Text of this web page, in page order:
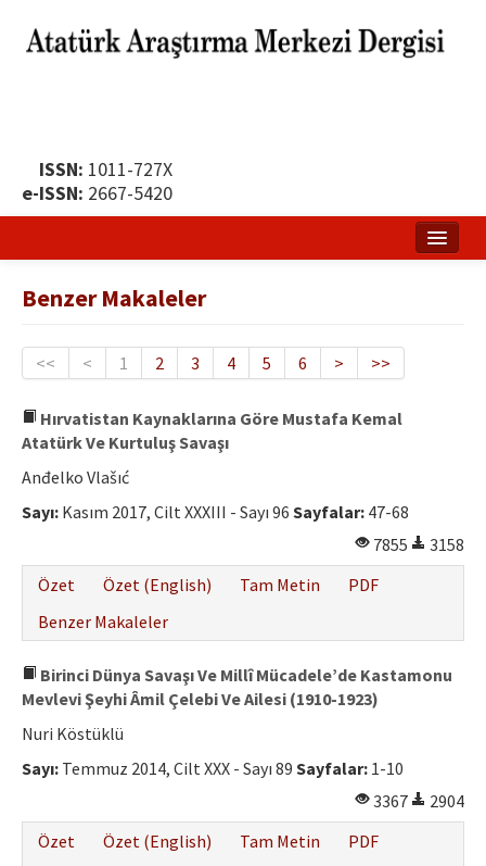
ISSN: 1011-727X
e-ISSN: 2667-5420
Yayın Politikası
Yayın İlkeleri
Etik İlkeler
Hakem Rehberi
İletişim
Benzer Makaleler
<< < 1 2 3 4 5 6 > >>
Hırvatistan Kaynaklarına Göre Mustafa Kemal
Atatürk Ve Kurtuluş Savaşı
Anđelko Vlašıć
Sayı: Kasım 2017, Cilt XXXIII - Sayı 96 Sayfalar: 47-68
7855
3158
Özet
Özet (English) Tam Metin
PDF
Benzer Makaleler
Birinci Dünya Savaşı Ve Millî Mücadele’de Kastamonu
Mevlevi Şeyhi Âmil Çelebi Ve Ailesi (1910-1923)
Nuri Köstüklü
Sayı: Temmuz 2014, Cilt XXX - Sayı 89 Sayfalar: 1-10
3367
2904
Özet
Özet (English) Tam Metin
PDF